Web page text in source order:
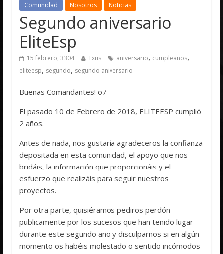
Comunidad Nosotros Noticias
Segundo aniversario
EliteEsp
15 febrero, 3304 Txus aniversario, cumpleaños,
eliteesp, segundo, segundo aniversario
Buenas Comandantes! o7
El pasado 10 de Febrero de 2018, ELITEESP cumplió
2 años.
Antes de nada, nos gustaría agradeceros la confianza
depositada en esta comunidad, el apoyo que nos
bridáis, la información que proporcionáis y el
esfuerzo que realizáis para seguir nuestros
proyectos.
Por otra parte, quisiéramos pediros perdón
publicamente por los sucesos que han tenido lugar
durante este segundo año y disculparnos si en algún
momento os habéis molestado o sentido incómodos